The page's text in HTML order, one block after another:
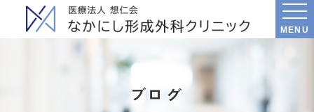
MENU
ブログ